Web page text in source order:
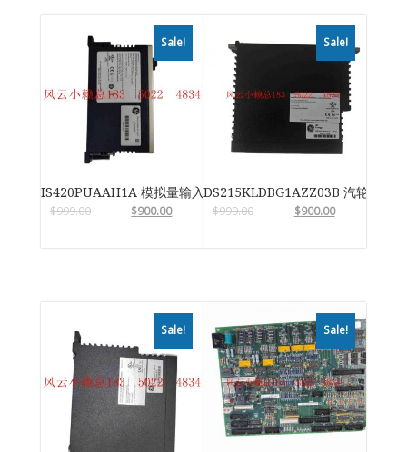
Sale!
IS420PUAAH1A 模拟量输入输出模块
$999.00 $900.00
Sale!
DS215KLDBG1AZZ03B 汽轮机系
$999.00 $900.00
Sale! Sale!